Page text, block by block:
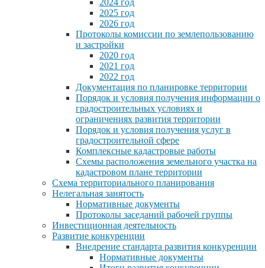
2025 год
2026 год
Протоколы комиссии по землепользованию
и застройки
2020 год
2021 год
2022 год
Документация по планировке территории
Порядок и условия получения информации о
градостроительных условиях и
ограничениях развития территории
Порядок и условия получения услуг в
градостроительной сфере
Комплексные кадастровые работы
Схемы расположения земельного участка на
кадастровом плане территории
Схема территориального планирования
Нелегальная занятость
Нормативные документы
Протоколы заседаний рабочей группы
Инвестиционная деятельность
Развитие конкуренции
Внедрение стандарта развития конкуренции
Нормативные документы